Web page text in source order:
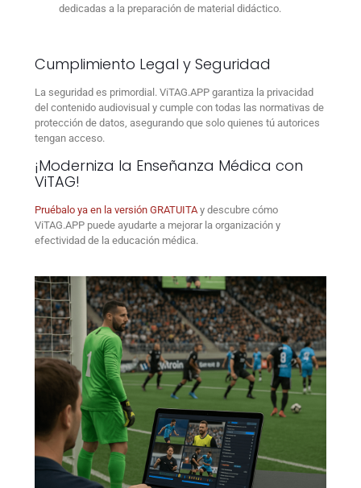
dedicadas a la preparación de material didáctico.
Cumplimiento Legal y Seguridad
La seguridad es primordial. ViTAG.APP garantiza la privacidad
del contenido audiovisual y cumple con todas las normativas de
protección de datos, asegurando que solo quienes tú autorices
tengan acceso.
¡Moderniza la Enseñanza Médica con
ViTAG!
Pruébalo ya en la versión GRATUITA y descubre cómo
ViTAG.APP puede ayudarte a mejorar la organización y
efectividad de la educación médica.